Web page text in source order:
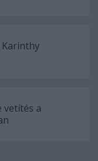
vetítés a